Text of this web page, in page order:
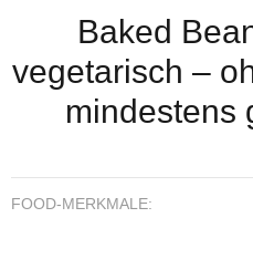
Baked
vegetarisch –
mindestens
FOOD-MERKMALE: